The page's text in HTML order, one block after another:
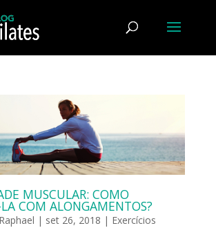
MUSCULAR: COMO
COM ALONGAMENTOS?
| set 26, 2018 | Exercícios